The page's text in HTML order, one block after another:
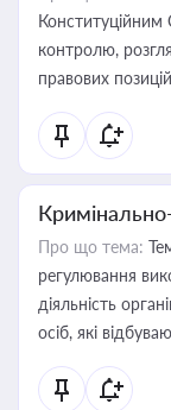
Конституційним
контролю,
правових позицій
Про що тема:
регулювання
діяльність
осіб, які